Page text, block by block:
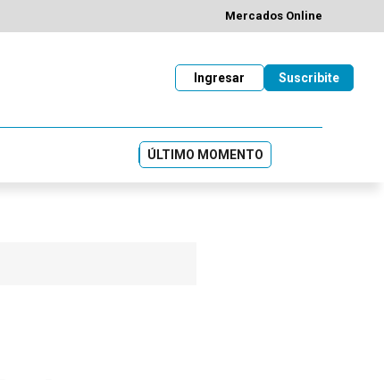
Mercados Online
Suscribite
Ingresar
ÚLTIMO MOMENTO